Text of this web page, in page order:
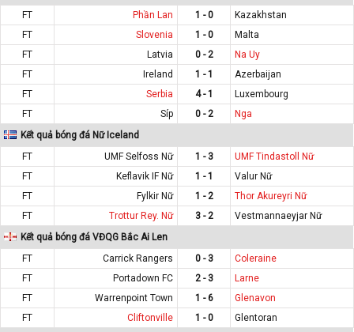
FT
Phần Lan 1 - 0
Kazakhstan
FT
Slovenia 1 - 0
Malta
FT
Latvia 0 - 2
Na Uy
FT
Ireland 1 - 1
Azerbaijan
FT
Serbia 4 - 1
Luxembourg
FT
Síp 0 - 2
Nga
Kết quả bóng đá Nữ Iceland
FT
UMF Selfoss Nữ 1 - 3
UMF Tindastoll Nữ
FT
Keflavik IF Nữ 1 - 1
Valur Nữ
FT
Fylkir Nữ 1 - 2
Thor Akureyri Nữ
FT
Trottur Rey. Nữ 3 - 2
Vestmannaeyjar Nữ
Kết quả bóng đá VĐQG Bắc Ai Len
FT
Carrick Rangers 0 - 3
Coleraine
FT
Portadown FC 2 - 3
Larne
FT
Warrenpoint Town 1 - 6
Glenavon
FT
Cliftonville 1 - 0
Glentoran